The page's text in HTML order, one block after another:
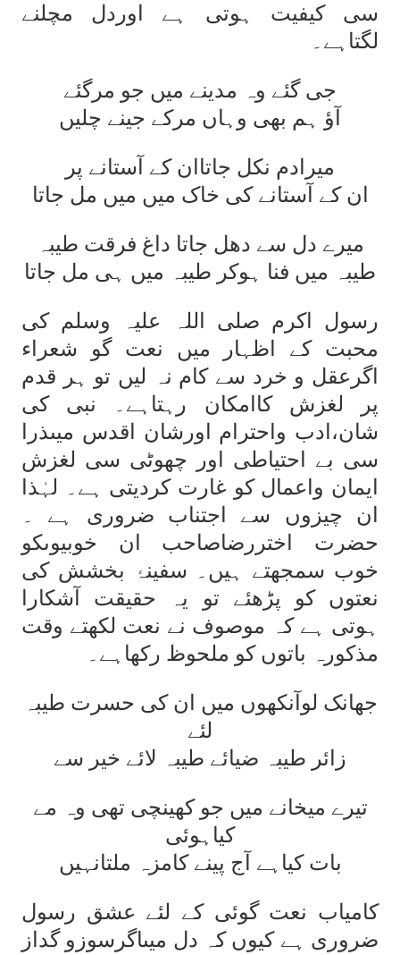
سی کیفیت ہوتی ہے اوردل مچلنے
لگتاہے۔
جی گئے وہ مدینے میں جو مرگئے
آؤ ہم بھی وہاں مرکے جینے چلیں
میرادم نکل جاتاان کے آستانے پر
ان کے آستانے کی خاک میں میں مل جاتا
میرے دل سے دھل جاتا داغ فرقت طیبہ
طیبہ میں فنا ہوکر طیبہ میں ہی مل جاتا
رسول اکرم صلی اللہ علیہ وسلم کی
محبت کے اظہار میں نعت گو شعراء
اگرعقل و خرد سے کام نہ لیں تو ہر قدم
پر لغزش کاامکان رہتاہے۔ نبی کی
شان،ادب واحترام اورشان اقدس میںذرا
سی بے احتیاطی اور چھوٹی سی لغزش
ایمان واعمال کو غارت کردیتی ہے۔ لہٰذا
ان چیزوں سے اجتناب ضروری ہے ۔
حضرت اختررضاصاحب ان خوبیوںکو
خوب سمجھتے ہیں۔ سفینۂ بخشش کی
نعتوں کو پڑھئے تو یہ حقیقت آشکارا
ہوتی ہے کہ موصوف نے نعت لکھتے وقت
مذکورہ باتوں کو ملحوظ رکھاہے۔
جھانک لوآنکھوں میں ان کی حسرت طیبہ
لئے
زائر طیبہ ضیائے طیبہ لائے خیر سے
تیرے میخانے میں جو کھینچی تھی وہ مے
کیاہوئی
بات کیاہے آج پینے کامزہ ملتانہیں
کامیاب نعت گوئی کے لئے عشق رسول
ضروری ہے کیوں کہ دل میںاگرسوزو گداز